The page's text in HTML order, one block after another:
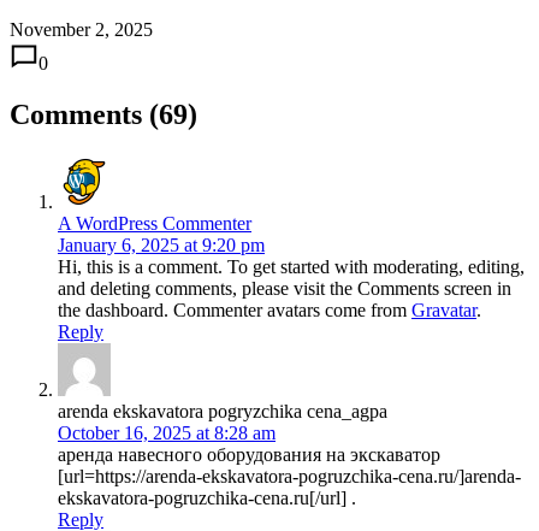
November 2, 2025
0
Comments (69)
A WordPress Commenter
January 6, 2025 at 9:20 pm
Hi, this is a comment. To get started with moderating, editing,
and deleting comments, please visit the Comments screen in
the dashboard. Commenter avatars come from Gravatar.
Reply
arenda ekskavatora pogryzchika cena_agpa
October 16, 2025 at 8:28 am
аренда навесного оборудования на экскаватор
[url=https://arenda-ekskavatora-pogruzchika-cena.ru/]arenda-
ekskavatora-pogruzchika-cena.ru[/url] .
Reply